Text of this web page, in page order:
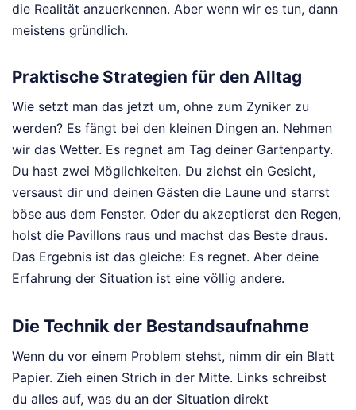
die Realität anzuerkennen. Aber wenn wir es tun, dann
meistens gründlich.
Praktische Strategien für den Alltag
Wie setzt man das jetzt um, ohne zum Zyniker zu
werden? Es fängt bei den kleinen Dingen an. Nehmen
wir das Wetter. Es regnet am Tag deiner Gartenparty.
Du hast zwei Möglichkeiten. Du ziehst ein Gesicht,
versaust dir und deinen Gästen die Laune und starrst
böse aus dem Fenster. Oder du akzeptierst den Regen,
holst die Pavillons raus und machst das Beste draus.
Das Ergebnis ist das gleiche: Es regnet. Aber deine
Erfahrung der Situation ist eine völlig andere.
Die Technik der Bestandsaufnahme
Wenn du vor einem Problem stehst, nimm dir ein Blatt
Papier. Zieh einen Strich in der Mitte. Links schreibst
du alles auf, was du an der Situation direkt